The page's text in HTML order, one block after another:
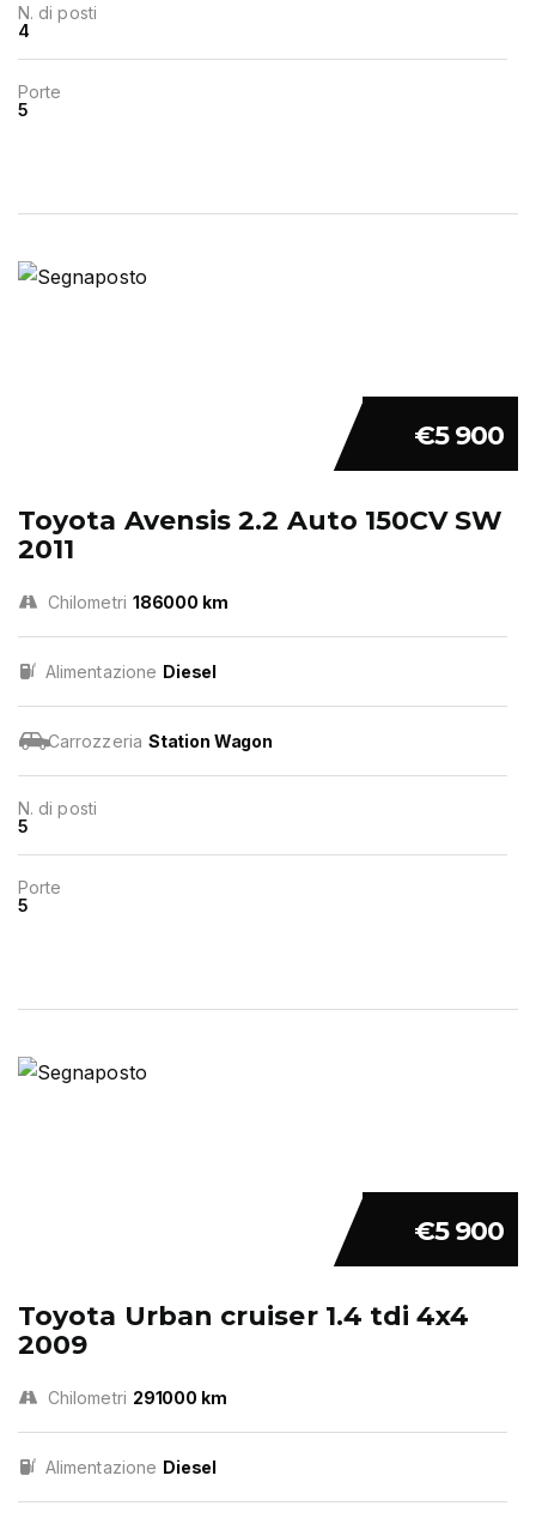
N. di posti
4
Porte
5
€5 900
Toyota Avensis 2.2 Auto 150CV SW
2011
Chilometri 186000 km
Alimentazione Diesel
Carrozzeria Station Wagon
N. di posti
5
Porte
5
€5 900
Toyota Urban cruiser 1.4 tdi 4x4
2009
Chilometri 291000 km
Alimentazione Diesel